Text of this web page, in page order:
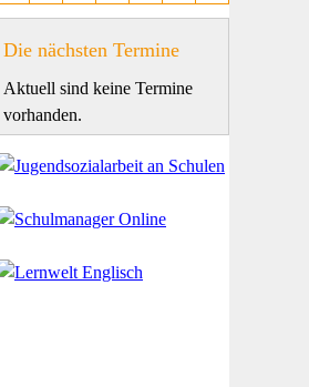
Die nächsten Termine
Aktuell sind keine Termine
vorhanden.